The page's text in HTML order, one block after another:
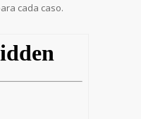
cada caso.